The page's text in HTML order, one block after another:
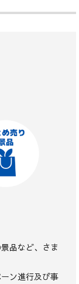
品など、さま
ン進行及び事